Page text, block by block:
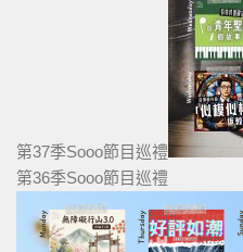
第37季Sooo節目巡禮
第36季Sooo節目巡禮